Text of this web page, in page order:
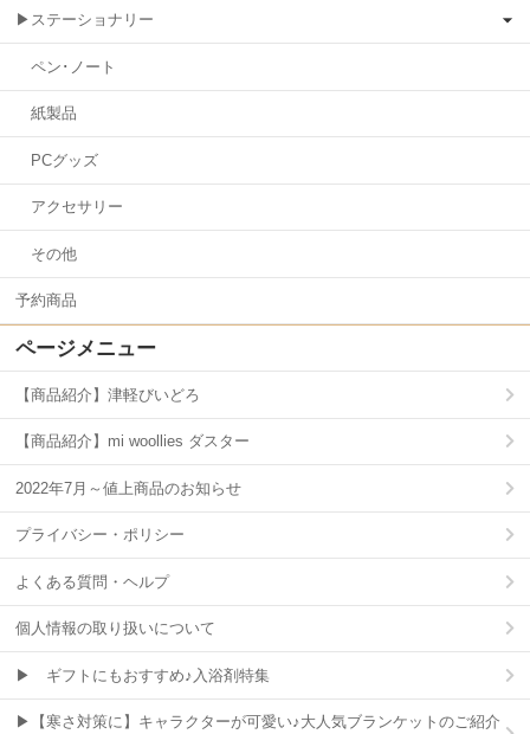
▶ステーショナリー
ペン･ノート
紙製品
PCグッズ
アクセサリー
その他
予約商品
ページメニュー
【商品紹介】津軽びいどろ
【商品紹介】mi woollies ダスター
2022年7月～値上商品のお知らせ
プライバシー・ポリシー
よくある質問・ヘルプ
個人情報の取り扱いについて
▶ ギフトにもおすすめ♪入浴剤特集
▶【寒さ対策に】キャラクターが可愛い♪大人気ブランケットのご紹介